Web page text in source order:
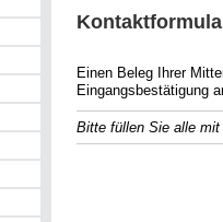
Einen Beleg Ihrer Mitteilung
Eingangsbestätigung
Bitte füllen Sie alle